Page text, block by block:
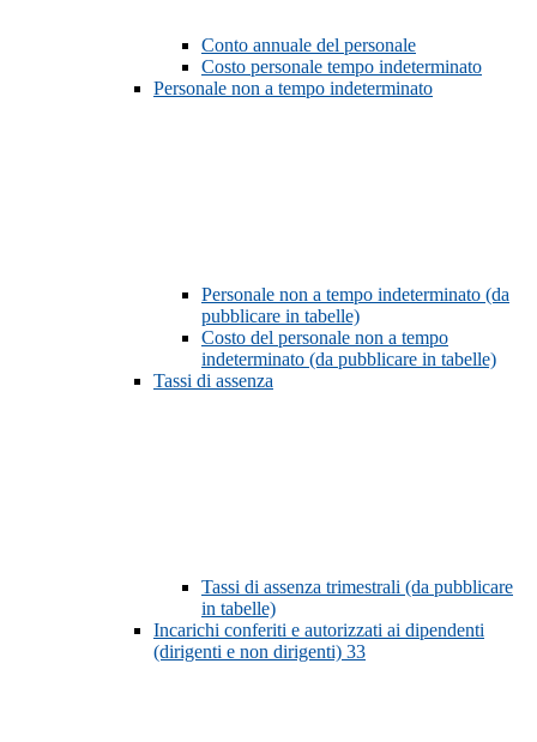
Conto annuale del personale
Costo personale tempo indeterminato
Personale non a tempo indeterminato
Personale non a tempo indeterminato (da
pubblicare in tabelle)
Costo del personale non a tempo
indeterminato (da pubblicare in tabelle)
Tassi di assenza
Tassi di assenza trimestrali (da pubblicare
in tabelle)
Incarichi conferiti e autorizzati ai dipendenti
(dirigenti e non dirigenti) 33